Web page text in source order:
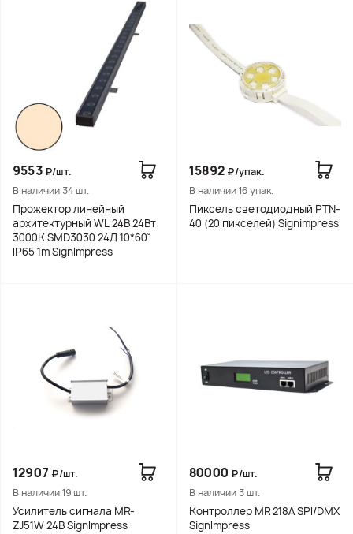
9553 ₽/шт.
В наличии 34 шт.
Прожектор линейный
архитектурный WL 24В 24Вт
3000К SMD3030 24Д 10*60˚
IP65 1m SignImpress
15892 ₽/упак.
В наличии 16 упак.
Пиксель светодиодный PTN-
40 (20 пикселей) Signimpress
12907 ₽/шт.
В наличии 19 шт.
Усилитель сигнала MR-
ZJ51W 24В SignImpress
80000 ₽/шт.
В наличии 3 шт.
Контроллер MR 218A SPI/DMX
SignImpress